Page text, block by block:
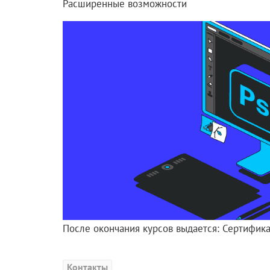
Расширенные возможности
После окончания курсов выдается:
Контакты